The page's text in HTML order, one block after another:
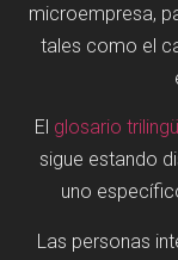
microempresa,
tales como el
El glosario
sigue estando
uno
Las personas